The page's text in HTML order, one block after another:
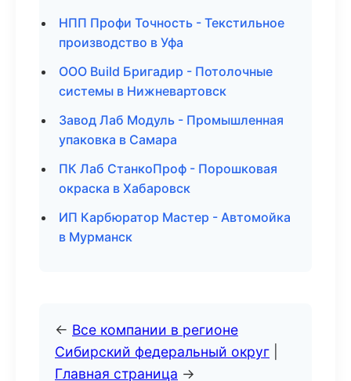
НПП Профи Точность - Текстильное
производство в Уфа
ООО Build Бригадир - Потолочные
системы в Нижневартовск
Завод Лаб Модуль - Промышленная
упаковка в Самара
ПК Лаб СтанкоПроф - Порошковая
окраска в Хабаровск
ИП Карбюратор Мастер - Автомойка
в Мурманск
← Все компании в регионе
Сибирский федеральный округ
Главная страница →